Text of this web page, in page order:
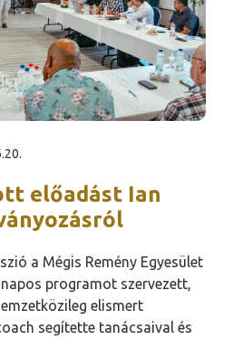
előadást Ian
a Mégis Remény Egyesület
programot szervezett,
elismert
segítette tanácsaival és